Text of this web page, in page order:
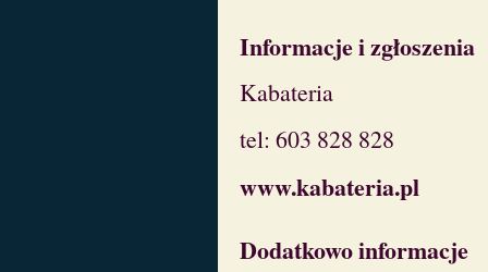
Informacje i zgłoszenia
Kabateria
tel: 603 828 828
www.kabateria.pl
Dodatkowo informacje